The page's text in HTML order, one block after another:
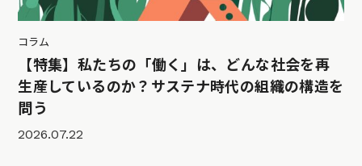
コラム
【特集】私たちの「働く」は、どんな社会を再
生産しているのか？サステナ時代の組織の構造を
問う
2026.07.22